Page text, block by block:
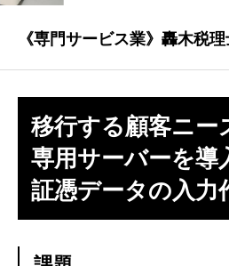
《専門サービス業》轟木税
移行する顧客ニー
専用サーバーを導
証憑データの入力